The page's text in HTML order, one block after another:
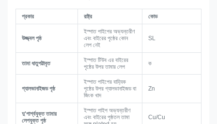
প্রকার রাষ্ট্র কোড
উজ্জ্বল পৃষ্ঠ
ইস্পাত পাইপের অভ্যন্তরীণ
এবং বাইরের পৃষ্ঠের কোন
লেপ নেই
SL
তামা ধাতুপট্টাবৃত
ইস্পাত টিউব এর বাইরের
পৃষ্ঠের উপর তামার লেপ
ক
গ্যালভানাইজড পৃষ্ঠ
ইস্পাত পাইপের বাহ্যিক
পৃষ্ঠের উপর গ্যালভানাইজড বা
জিংক খাদ
Zn
দু'পার্শ্বযুক্ত তামার
লেপযুক্ত পৃষ্ঠ
ইস্পাত পাইপ অভ্যন্তরীণ
এবং বাইরের পৃষ্ঠতল তামা
Cu/Cu